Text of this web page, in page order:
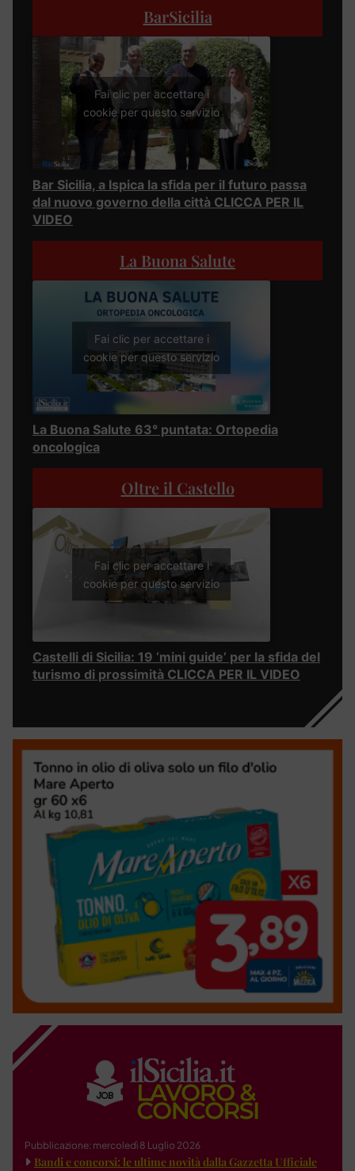
BarSicilia
Fai clic per accettare i
cookie per questo servizio
Bar Sicilia, a Ispica la sfida per il futuro passa
dal nuovo governo della città CLICCA PER IL
VIDEO
La Buona Salute
Fai clic per accettare i
cookie per questo servizio
La Buona Salute 63° puntata: Ortopedia
oncologica
Oltre il Castello
Fai clic per accettare i
cookie per questo servizio
Castelli di Sicilia: 19 ‘mini guide’ per la sfida del
turismo di prossimità CLICCA PER IL VIDEO
Pubblicazione: mercoledì 8 Luglio 2026
Bandi e concorsi: le ultime novità dalla Gazzetta Ufficiale